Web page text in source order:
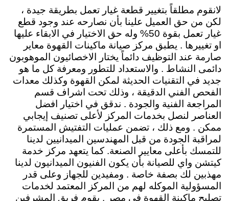
لانقوم مطلقاً بتغيير قطعة غيار تعمل بطريقة جيدة ،
لكن من حق العميل علينا بأن نصارحه عند وجود قطع
غيار تعمل بقوة 50% وله حق الاختيار في الابقاء عليها
او تغييرها . يطبق مركز صيانة ماكينات القهوة معاير
صارمة عند التوظيف دائماً يختار الاخصائيون الموهوبون
دائمى النشاط . والاستعداد للتطور ومعرفة كل ما هو
جديد في التقنيات الحديثة لمكن القهوة وكذلك معدات
الفحص الفني الدقيقة ، وذلك تحت اشراف قسم
المراجعة الفنية والجودة . ندقق في اختيار افضل
العناصر لنصل بخدمات المركز لأعلى تصنيف إيجابي
ممكن . ومع ذلك ، تضمن عمليات التفتيش المستمرة
لمراقبة الجودة من قبل المهندسين الميدانيين لدينا
للتمسك بأعلى معايير الصنعة. كما يتعهد مركز خدمة
كيتشن واي للصيانة بأن يكون الفنيون الميدانيون لدينا
مهذبين لك بصفة خاصة . ومفيدين للجهاز وعلى قدر
المسؤولية الموكله لهم من المركز المعتمد لخدمات
تصليح ماكينة القهوة في مصر . يقوم فريق المشرفين